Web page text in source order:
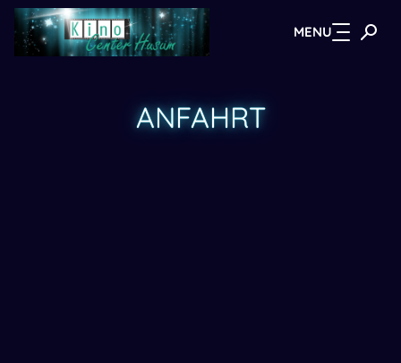
Zum Hauptinhalt springen MENU
ANFAHRT